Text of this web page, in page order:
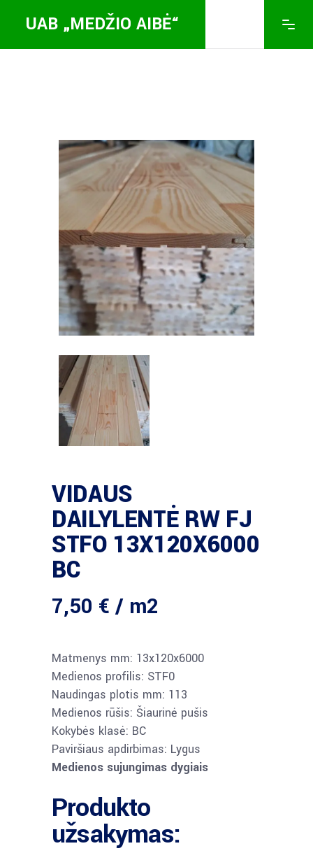
UAB „MEDŽIO AIBĖ“
VIDAUS
DAILYLENTĖ RW FJ
STFO 13X120X6000
BC
7,50 € / m2
Matmenys mm: 13x120x6000
Medienos profilis: STF0
Naudingas plotis mm: 113
Medienos rūšis: Šiaurinė pušis
Kokybės klasė: BC
Paviršiaus apdirbimas: Lygus
Medienos sujungimas dygiais
Produkto
užsakymas: